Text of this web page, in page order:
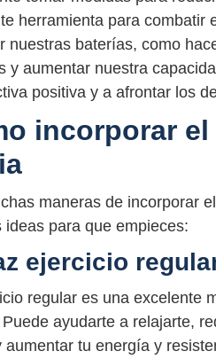
herramienta para combatir
nuestras baterías, como
y aumentar nuestra
positiva y a afrontar los
incorporar
maneras de incorporar
ideas para que empieces:
ejercicio
regular es una excelente
ayudarte a relajarte,
aumentar tu energía y